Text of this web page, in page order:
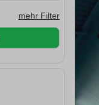
mehr Filter